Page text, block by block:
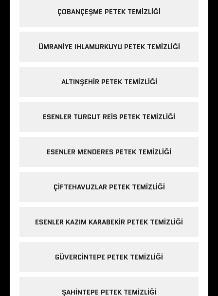
ÇOBANÇEŞME PETEK TEMIZLIĞI
ÜMRANIYE IHLAMURKUYU PETEK TEMIZLIĞI
ALTINŞEHIR PETEK TEMIZLIĞI
ESENLER TURGUT REIS PETEK TEMIZLIĞI
ESENLER MENDERES PETEK TEMIZLIĞI
ÇIFTEHAVUZLAR PETEK TEMIZLIĞI
ESENLER KAZIM KARABEKIR PETEK TEMIZLIĞI
GÜVERCINTEPE PETEK TEMIZLIĞI
ŞAHINTEPE PETEK TEMIZLIĞI